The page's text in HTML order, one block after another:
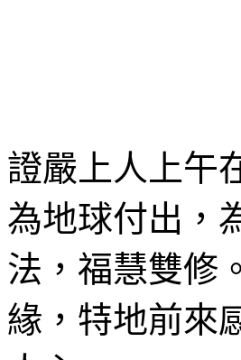
證嚴上人上午
為地球付出，
法，福慧雙修
緣，特地前來